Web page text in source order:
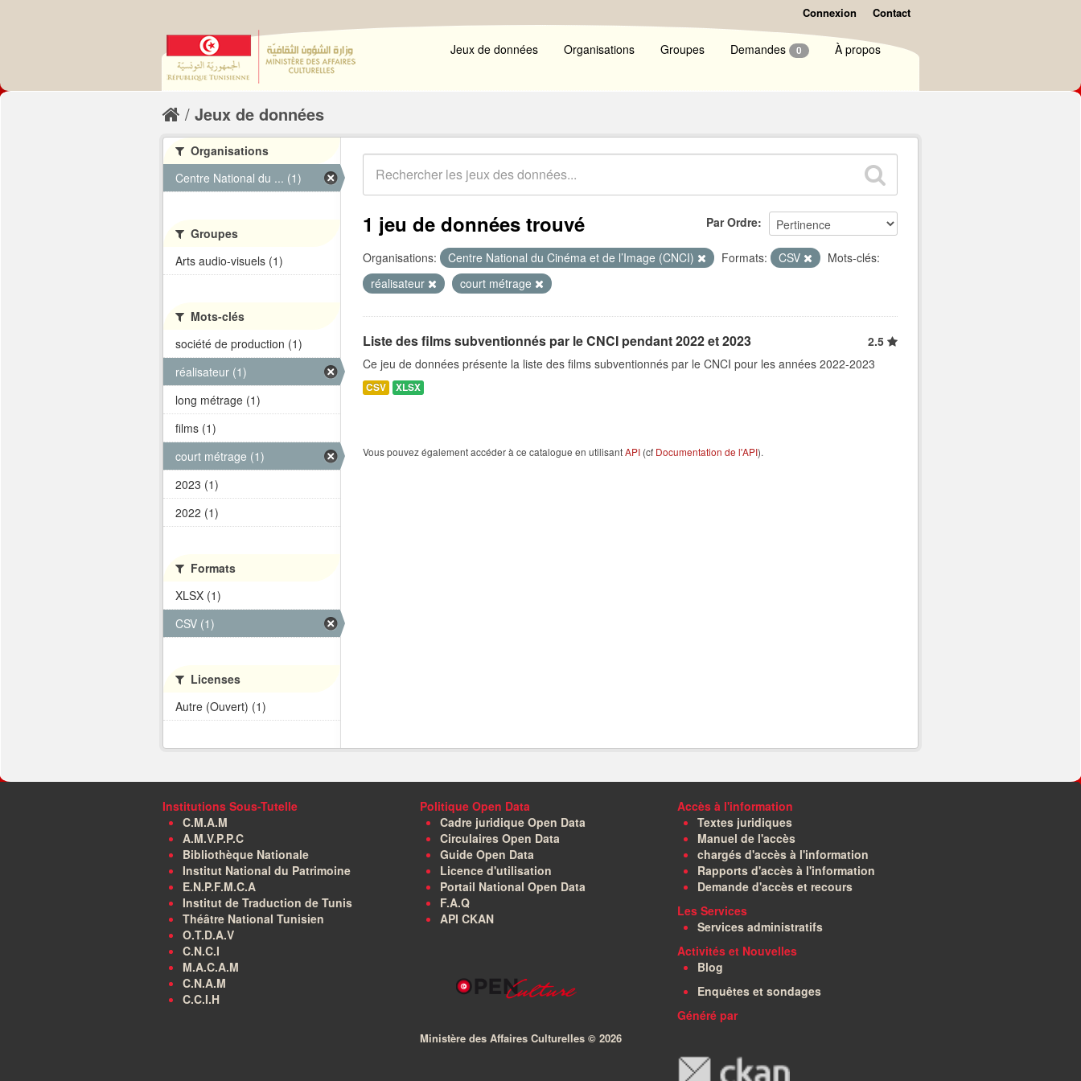
Connexion Contact
Jeux de données Organisations Groupes Demandes 0 À propos
Jeux de données
Par Ordre
1 jeu de données trouvé
Organisations: Centre National du Cinéma et de l’Image (CNCI) Formats: CSV
Mots-clés:
réalisateur
court métrage
Liste des films subventionnés par le CNCI pendant 2022 et 2023
2.5
Ce jeu de données présente la liste des films subventionnés par le CNCI pour les années 2022-2023
CSV XLSX
Vous pouvez également accéder à ce catalogue en utilisantAPI (cf Documentation de l'API).
Organisations
Centre National du ... (1)
Groupes
Arts audio-visuels (1)
Mots-clés
société de production (1)
réalisateur (1)
long métrage (1)
films (1)
court métrage (1)
2023 (1)
2022 (1)
Formats
XLSX (1)
CSV (1)
Licenses
Autre (Ouvert) (1)
Institutions Sous-Tutelle
C.M.A.M
A.M.V.P.P.C
Bibliothèque Nationale
Institut National du Patrimoine
E.N.P.F.M.C.A
Institut de Traduction de Tunis
Théâtre National Tunisien
O.T.D.A.V
C.N.C.I
M.A.C.A.M
C.N.A.M
C.C.I.H
Politique Open Data
Cadre juridique Open Data
Circulaires Open Data
Guide Open Data
Licence d'utilisation
Portail National Open Data
F.A.Q
API CKAN
Ministère des Affaires Culturelles © 2026
Accès à l'information
Textes juridiques
Manuel de l'accès
chargés d'accès à l'information
Rapports d'accès à l'information
Demande d'accès et recours
Les Services
Services administratifs
Activités et Nouvelles
Blog
Enquêtes et sondages
Généré par